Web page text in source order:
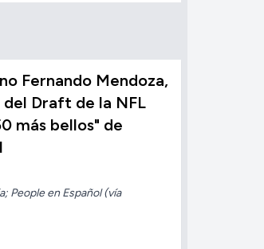
Fernando Mendoza,
Draft de la NFL
más bellos" de
People en Español (vía